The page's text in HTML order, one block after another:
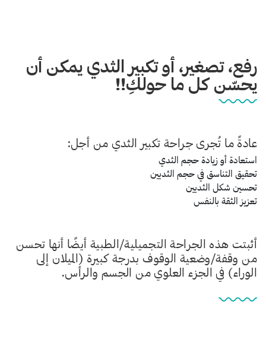
رفع، تصغير، أو تكبير الثدي يمكن أن
يحسّن كل ما حولكِ!!
عادةً ما تُجرى جراحة تكبير الثدي من أجل:
استعادة أو زيادة حجم الثدي
تحقيق التناسق في حجم الثديين
تحسين شكل الثديين
تعزيز الثقة بالنفس
أثبتت هذه الجراحة التجميلية/الطبية أيضًا أنها تحسن
من وقفة/وضعية الوقوف بدرجة كبيرة (الميلان إلى
الوراء) في الجزء العلوي من الجسم والرأس.